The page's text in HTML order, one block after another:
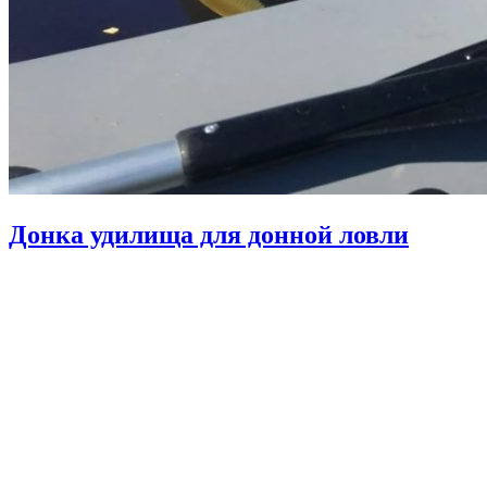
Донка удилища для донной ловли